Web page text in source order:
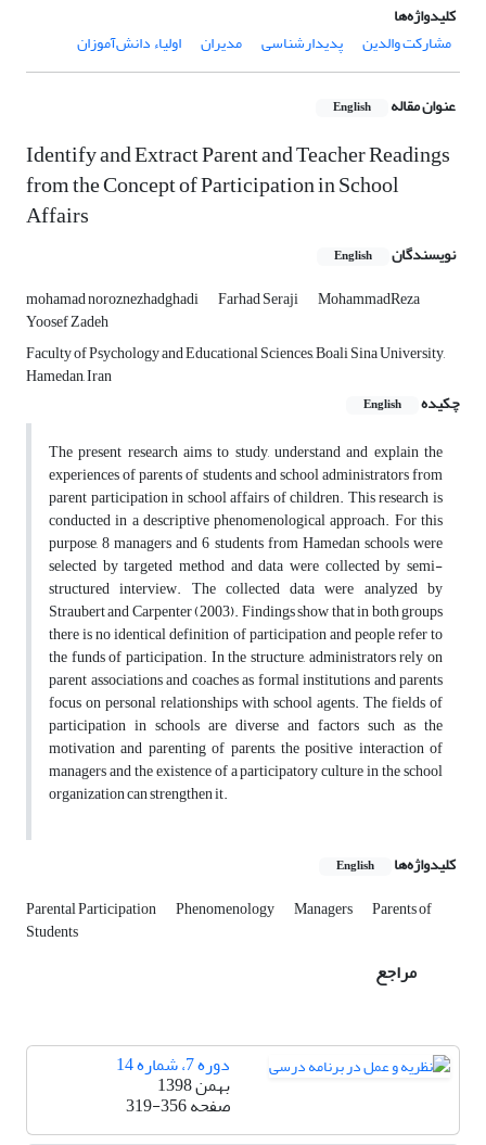
کلیدواژه‌ها
مشارکت والدین
پدیدارشناسی مدیران اولیاء دانش‌آموزان
عنوان مقاله English
Identify and Extract Parent and Teacher Readings
from the Concept of Participation in School
Affairs
نویسندگان English
mohamad noroznezhadghadi Farhad Seraji MohammadReza
Yoosef Zadeh
Faculty of Psychology and Educational Sciences, Boali Sina University,
Hamedan, Iran
چکیده
English
The present research aims to study, understand and explain the
experiences of parents of students and school administrators from
parent participation in school affairs of children. This research is
conducted in a descriptive phenomenological approach. For this
purpose, 8 managers and 6 students from Hamedan schools were
selected by targeted method and data were collected by semi-
structured interview. The collected data were analyzed by
Straubert and Carpenter (2003). Findings show that in both groups
there is no identical definition of participation and people refer to
the funds of participation. In the structure, administrators rely on
parent associations and coaches as formal institutions and parents
focus on personal relationships with school agents. The fields of
participation in schools are diverse and factors such as the
motivation and parenting of parents, the positive interaction of
managers and the existence of a participatory culture in the school
organization can strengthen it.
کلیدواژه‌ها English
Parental Participation Phenomenology Managers Parents of
Students
مراجع
دوره 7، شماره 14
بهمن 1398
صفحه319-356